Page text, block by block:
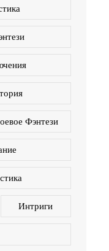
Фэнтези
Интриги